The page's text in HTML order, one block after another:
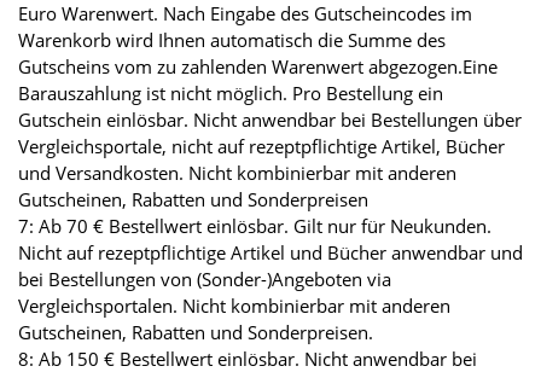
Euro Warenwert. Nach Eingabe des Gutscheincodes im
Warenkorb wird Ihnen automatisch die Summe des
Gutscheins vom zu zahlenden Warenwert abgezogen.Eine
Barauszahlung ist nicht möglich. Pro Bestellung ein
Gutschein einlösbar. Nicht anwendbar bei Bestellungen über
Vergleichsportale, nicht auf rezeptpflichtige Artikel, Bücher
und Versandkosten. Nicht kombinierbar mit anderen
Gutscheinen, Rabatten und Sonderpreisen
7: Ab 70 € Bestellwert einlösbar. Gilt nur für Neukunden.
Nicht auf rezeptpflichtige Artikel und Bücher anwendbar und
bei Bestellungen von (Sonder-)Angeboten via
Vergleichsportalen. Nicht kombinierbar mit anderen
Gutscheinen, Rabatten und Sonderpreisen.
8: Ab 150 € Bestellwert einlösbar. Nicht anwendbar bei